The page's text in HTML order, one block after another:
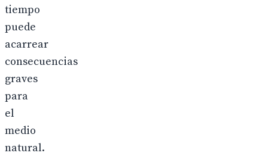
tiempo
puede
acarrear
consecuencias
graves
para
el
medio
natural.